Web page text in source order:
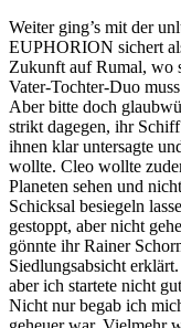
Weiter ging’s mit der
EUPHORION sichert
Zukunft auf Rumal, wo
Vater-Tochter-Duo
Aber bitte doch
strikt dagegen, ihr
ihnen klar untersagte
wollte. Cleo wollte
Planeten sehen und
Schicksal besiegeln
gestoppt, aber nicht
gönnte ihr Rainer
Siedlungsabsicht
aber ich startete nicht
Nicht nur begab ich